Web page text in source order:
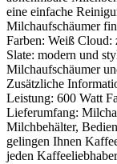
eine einfache
Milchaufschäumer
Farben: Weiß Cloud:
Slate: modern und
Milchaufschäumer
Zusätzliche
Leistung: 600 Watt
Lieferumfang:
Milchbehälter,
gelingen Ihnen
jeden